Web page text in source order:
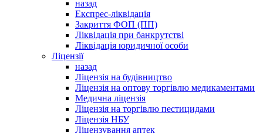
назад
Експрес-ліквідація
Закриття ФОП (ПП)
Ліквідація при банкрутстві
Ліквідація юридичної особи
Ліцензії
назад
Ліцензія на будівництво
Ліцензія на оптову торгівлю медикаментами
Медична ліцензія
Ліцензія на торгівлю пестицидами
Ліцензія НБУ
Ліцензування аптек